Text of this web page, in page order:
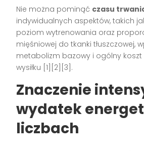
Nie można pominąć czasu
indywidualnych aspektów, takich
poziom wytrenowania oraz
mięśniowej do tkanki tłuszczowej,
metabolizm bazowy i ogólny
wysiłku [1][2][3].
Znaczenie
wydatek
liczbach